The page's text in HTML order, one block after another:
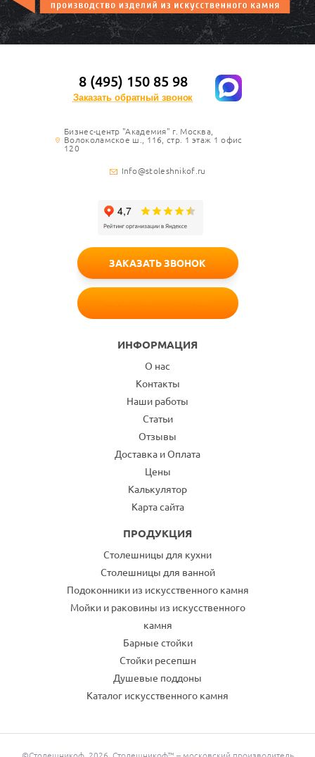
8 (495) 150 85 98
Заказать обратный звонок
Бизнес-центр "Академия" г. Москва,
Волоколамское ш., 116, стр. 1 этаж 1 офис
120
Info@stoleshnikof.ru
ИНФОРМАЦИЯ
О нас
Контакты
Наши работы
Статьи
Отзывы
Доставка и Оплата
Цены
Калькулятор
Карта сайта
ПРОДУКЦИЯ
Столешницы для кухни
Столешницы для ванной
Подоконники из искусственного камня
Мойки и раковины из искусственного
камня
Барные стойки
Стойки ресепшн
Душевые поддоны
Каталог искусственного камня
ЗАКАЗАТЬ ЗВОНОК